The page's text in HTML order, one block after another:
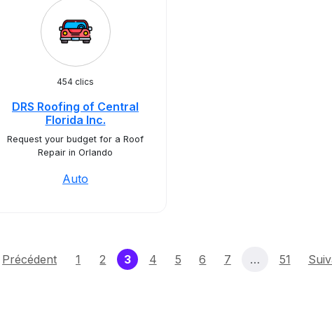
454 clics
DRS Roofing of Central
Florida Inc.
Request your budget for a Roof
Repair in Orlando
Auto
Précédent 1 2 3(current)
4 5 6 7 … 51